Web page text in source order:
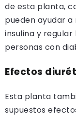
de esta planta,
pueden ayudar
insulina y regular
personas con
Efectos
Esta planta
supuestos